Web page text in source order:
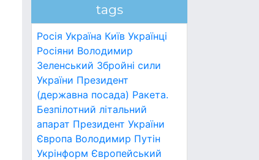
tags
Росія Україна Київ Українці
Росіяни Володимир
Зеленський Збройні сили
України Президент
(державна посада) Ракета.
Безпілотний літальний
апарат Президент України
Європа Володимир Путін
Укрінформ Європейський